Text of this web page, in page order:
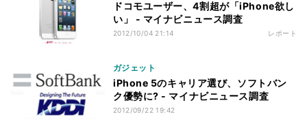
ドコモユーザー、4割超が「iPhone欲し
い」 - マイナビニュース調査
2012/10/04 21:14 レポート
ガジェット
iPhone 5のキャリア選び、ソフトバン
ク優勢に? - マイナビニュース調査
2012/09/22 19:42